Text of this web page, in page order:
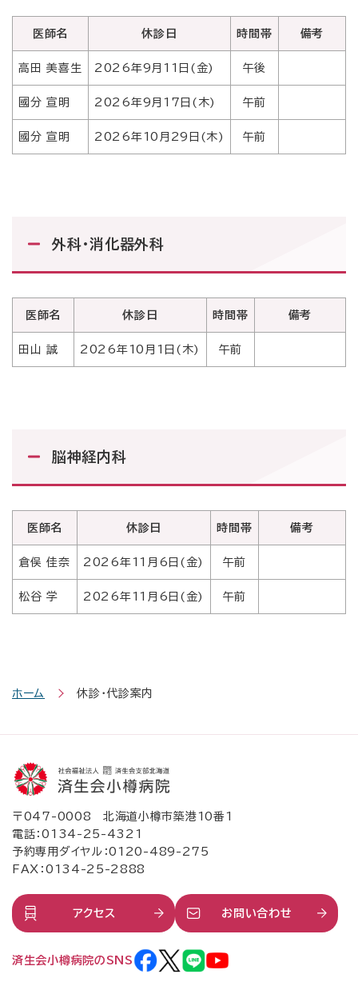
医師名 休診日 時間帯 備考
高田 美喜生 2026年9月11日(金) 午後
國分 宣明 2026年9月17日(木) 午前
國分 宣明 2026年10月29日(木) 午前
外科・消化器外科
医師名 休診日 時間帯 備考
田山 誠 2026年10月1日(木) 午前
脳神経内科
医師名 休診日 時間帯 備考
倉俣 佳奈 2026年11月6日(金) 午前
松谷 学 2026年11月6日(金) 午前
ホーム 休診・代診案内
〒047-0008 北海道小樽市築港10番1
電話：0134-25-4321
予約専用ダイヤル：0120-489-275
FAX：0134-25-2888
アクセス お問い合わせ
済生会小樽病院のSNS